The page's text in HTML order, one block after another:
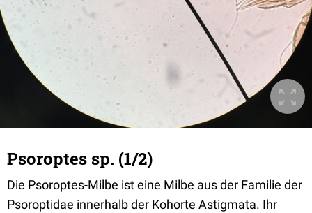
Psoroptes sp. (1/2)
Die Psoroptes-Milbe ist eine Milbe aus der Familie der
Psoroptidae innerhalb der Kohorte Astigmata. Ihr